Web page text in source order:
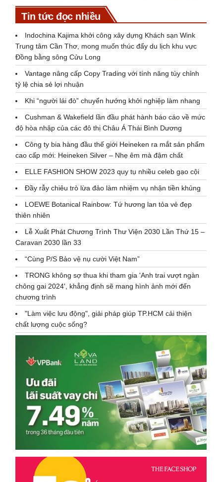
Tin tức đọc nhiều
Indochina Kajima khởi công xây dựng Khách sạn Wink
Trung tâm Cần Thơ, mong muốn thúc đẩy du lịch khu vực
Đồng bằng sông Cửu Long
Vantage nâng cấp Copy Trading với tính năng tùy chỉnh
tỷ lệ chia sẻ lợi nhuận
Khi “người lái đò” chuyển hướng khởi nghiệp làm nhang
Cushman & Wakefield lần đầu phát hành báo cáo về mức
độ hòa nhập của các đô thị Châu Á Thái Bình Dương
Công ty bia hàng đầu thế giới Heineken ra mắt sản phẩm
cao cấp mới: Heineken Silver – Nhẹ êm mà đậm chất
ELLE FASHION SHOW 2023 quy tụ nhiều celeb gạo cội
Đầy rẫy chiêu trò lừa đảo làm nhiệm vụ nhận tiền khủng
LOEWE Botanical Rainbow: Tứ hương lan tỏa vẻ đẹp
thiên nhiên
Lễ Xuất Phát Chương Trình Thư Viện 2030 Lần Thứ 15 –
Caravan 2030 lần 33
“Cùng P/S Bảo vệ nụ cười Việt Nam”
TRONG không sợ thua khi tham gia 'Anh trai vượt ngàn
chông gai 2024', khẳng định sẽ mang hình ảnh mới đến
chương trình
"Làm việc lưu động", giải pháp giúp TP.HCM cải thiện
chất lượng cuộc sống?